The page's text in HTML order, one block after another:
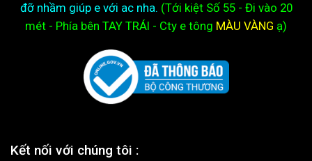
đỡ nhầm giúp e với ac nha. (Tới kiệtSố 55 - Đi vào 20
mét - Phía bên TAY TRÁI - Cty e tông MÀU VÀNG ạ)
Kết nối với chúng tôi :